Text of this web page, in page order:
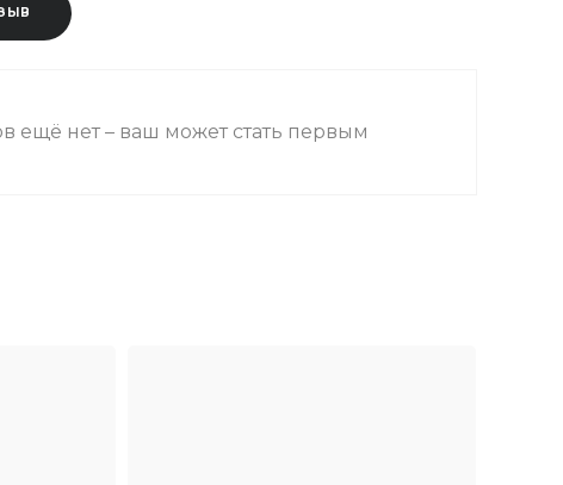
ещё нет – ваш может стать первым